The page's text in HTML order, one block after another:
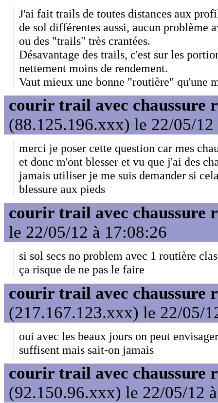
J'ai fait trails de toutes distances aux
de sol différentes aussi, aucun problème
ou des "trails" très crantées.
Désavantage des trails, c'est sur les
nettement moins de rendement.
Vaut mieux une bonne "routière" qu'une
courir trail avec chaussure
(88.125.196.xxx) le 22/05/12
merci je poser cette question car mes
et donc m'ont blesser et vu que j'ai des
jamais utiliser je me suis demander si
blessure aux pieds
courir trail avec chaussure
le 22/05/12 à 17:08:26
si sol secs no problem avec 1 routière
ça risque de ne pas le faire
courir trail avec chaussure
(217.167.123.xxx) le 22/05/
oui avec les beaux jours on peut
suffisent mais sait-on jamais
courir trail avec chaussure
(92.150.96.xxx) le 22/05/12